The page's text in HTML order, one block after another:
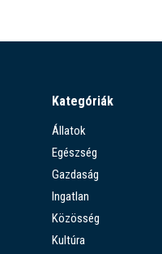
Kategóriák
Állatok
Egészség
Gazdaság
Ingatlan
Közösség
Kultúra